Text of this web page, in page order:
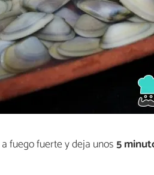
a fuego fuerte y deja unos5